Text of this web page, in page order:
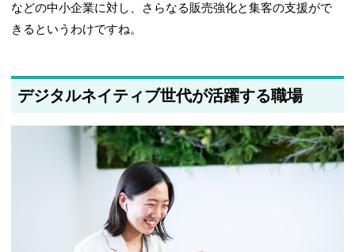
などの中小企業に対し、さらなる販売強化と集客の支援がで
きるというわけですね。
デジタルネイティブ世代が活躍する職場